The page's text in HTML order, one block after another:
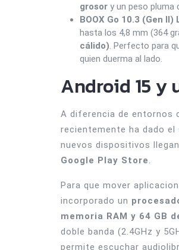
grosor y un peso pluma
BOOX Go 10.3 (Gen II)
hasta los 4,8 mm (364
cálido). Perfecto para
quien duerma al lado.
Android 15 y
A diferencia de entornos
recientemente ha dado
nuevos dispositivos
Google Play Store.
Para que mover
incorporado un
memoria RAM y 64 GB
doble banda (2.4GHz y
permite escuchar